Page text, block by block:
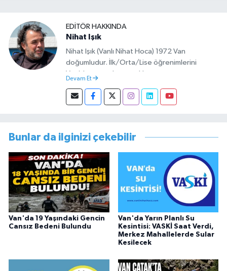
EDITÖR HAKKINDA
Nihat Işık
Nihat Işık (Vanlı Nihat Hoca) 1972 Van
doğumludur. İlk/Orta/Lise öğrenimlerini
Van’da tamamlamıştır. Hacettepe mezunu
başlamıştır. Asteğmen olarak yaptığı vatani
görevi dönüşü Van Sosyal Hizmetler İl
görevini yürütürken istifa edip sosyal medyayı
tercih etmiştir.
Devam Et
Bunlar da ilginizi çekebilir
Van'da 19 Yaşındaki Gencin
Cansız Bedeni Bulundu
Van'da Yarın Planlı Su
Kesintisi: VASKİ Saat Verdi,
Merkez Mahallelerde Sular
Kesilecek